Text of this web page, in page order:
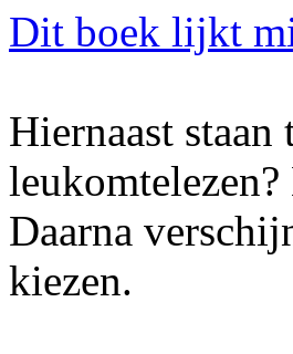
Dit boek lijkt
Hiernaast
Daarna
kiezen.